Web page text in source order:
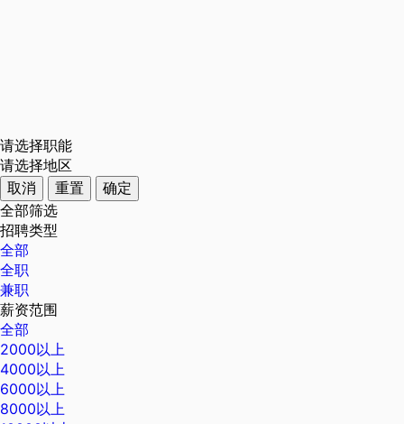
请选择职能
请选择地区
取消
重置
确定
全部筛选
招聘类型
全部
全职
兼职
薪资范围
全部
2000以上
4000以上
6000以上
8000以上